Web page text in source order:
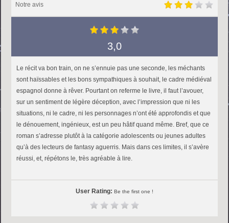
Notre avis
3,0
Le récit va bon train, on ne s’ennuie pas une seconde, les méchants
sont haïssables et les bons sympathiques à souhait, le cadre médiéval
espagnol donne à rêver. Pourtant on referme le livre, il faut l’avouer,
sur un sentiment de légère déception, avec l’impression que ni les
situations, ni le cadre, ni les personnages n’ont été approfondis et que
le dénouement, ingénieux, est un peu hâtif quand même. Bref, que ce
roman s’adresse plutôt à la catégorie adolescents ou jeunes adultes
qu’à des lecteurs de fantasy aguerris. Mais dans ces limites, il s’avère
réussi, et, répétons le, très agréable à lire.
User Rating: Be the first one !